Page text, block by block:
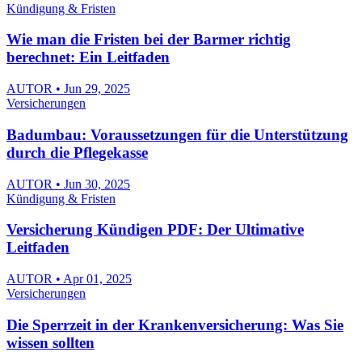
Kündigung & Fristen
Wie man die Fristen bei der Barmer richtig
berechnet: Ein Leitfaden
AUTOR • Jun 29, 2025
Versicherungen
Badumbau: Voraussetzungen für die Unterstützung
durch die Pflegekasse
AUTOR • Jun 30, 2025
Kündigung & Fristen
Versicherung Kündigen PDF: Der Ultimative
Leitfaden
AUTOR • Apr 01, 2025
Versicherungen
Die Sperrzeit in der Krankenversicherung: Was Sie
wissen sollten